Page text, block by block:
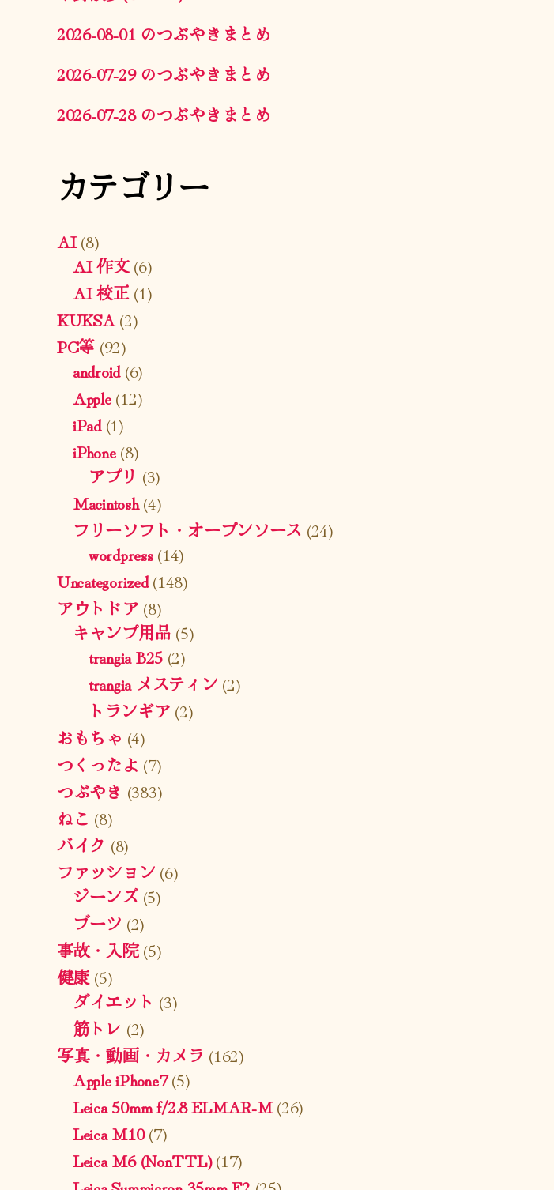
2026-08-01 のつぶやきまとめ
2026-07-29 のつぶやきまとめ
2026-07-28 のつぶやきまとめ
カテゴリー
AI(8)
AI 作文(6)
AI 校正(1)
KUKSA(2)
PC等 (92)
android(6)
Apple(12)
iPad(1)
iPhone(8)
アプリ (3)
Macintosh(4)
フリーソフト・オープンソース (24)
wordpress(14)
Uncategorized(148)
アウトドア (8)
キャンプ用品 (5)
trangia B25 (2)
trangia メスティン (2)
トランギア (2)
おもちゃ (4)
つくったよ (7)
つぶやき (383)
ねこ (8)
バイク (8)
ファッション (6)
ジーンズ(5)
ブーツ (2)
事故・入院(5)
健康 (5)
ダイエット (3)
筋トレ (2)
写真・動画・カメラ (162)
Apple iPhone7(5)
Leica 50mm f/2.8 ELMAR-M(26)
Leica M10(7)
Leica M6 (NonTTL)(17)